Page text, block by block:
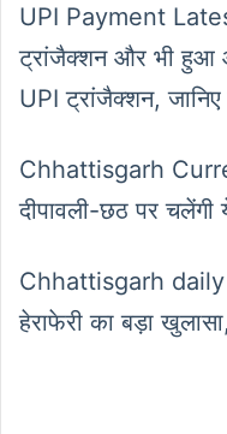
UPI Payment
ट्रांजैक्शन और भी हुआ
UPI ट्रांजैक्शन,
Chhattisgarh
दीपावली-छठ पर
Chhattisgarh daily
हेराफेरी का बड़ा